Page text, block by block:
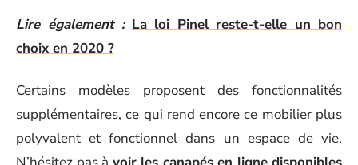
Lire également : La loi Pinel reste-t-elle un bon
choix en 2020 ?
Certains modèles proposent des fonctionnalités
supplémentaires, ce qui rend encore ce mobilier plus
polyvalent et fonctionnel dans un espace de vie.